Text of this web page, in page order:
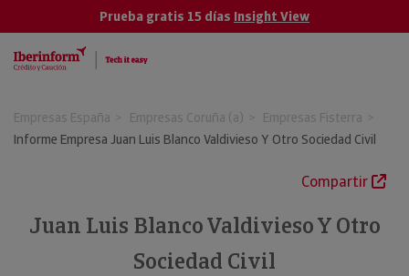
Prueba gratis 15 días Insight View
Empresas España Empresas Coruña (a)
Empresas Fisterra
Informe Empresa Juan Luis Blanco Valdivieso Y Otro Sociedad Civil
Compartir
Juan Luis Blanco Valdivieso Y Otro
Sociedad Civil